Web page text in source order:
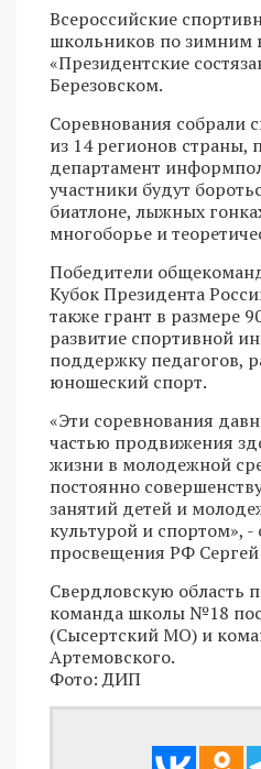
Всероссийские
школьников по зимним
«Президентские
Березовском.
Соревнования собрали
из 14 регионов страны,
департамент
участники будут
биатлоне, лыжных
многоборье и
Победители
Кубок Президента
также грант в размере
развитие спортивной
поддержку педагогов,
юношеский спорт.
«Эти соревнования
частью продвижения
жизни в молодежной
постоянно
занятий детей и
культурой и спортом», -
просвещения РФ
Свердловскую область
команда школы №18
(Сысертский МО) и
Артемовского.
Фото: ДИП